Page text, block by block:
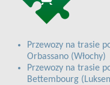
Przewozy na trasie
Orbassano (Włochy)
Przewozy na trasie
Bettembourg